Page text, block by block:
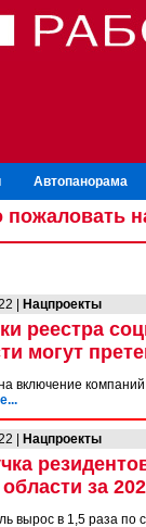
Автопанорама
пожаловать
| Нацпроекты
реестра
могут
включение
| Нацпроекты
области за
вырос в 1,5 раза